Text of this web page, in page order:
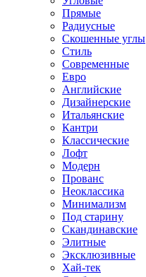
Прямые
Радиусные
Скошенные углы
Стиль
Современные
Евро
Английские
Дизайнерские
Итальянские
Кантри
Классические
Лофт
Модерн
Прованс
Неоклассика
Минимализм
Под старину
Скандинавские
Элитные
Эксклюзивные
Хай-тек